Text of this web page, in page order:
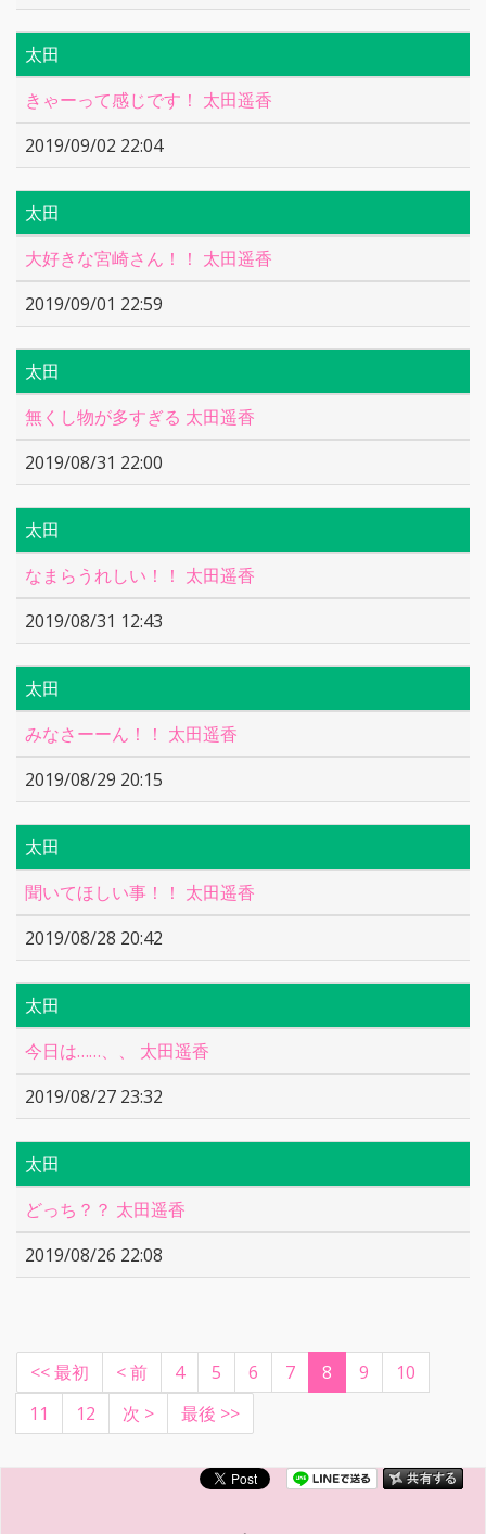
太田
きゃーって感じです！ 太田遥香
2019/09/02 22:04
太田
大好きな宮崎さん！！ 太田遥香
2019/09/01 22:59
太田
無くし物が多すぎる 太田遥香
2019/08/31 22:00
太田
なまらうれしい！！ 太田遥香
2019/08/31 12:43
太田
みなさーーん！！ 太田遥香
2019/08/29 20:15
太田
聞いてほしい事！！ 太田遥香
2019/08/28 20:42
太田
今日は……、、 太田遥香
2019/08/27 23:32
太田
どっち？？ 太田遥香
2019/08/26 22:08
<< 最初 < 前 4 5 6 7 8 (current)
9
10
11
12 次 > 最後 >>